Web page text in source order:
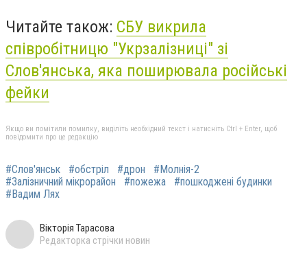
Читайте також: СБУ викрила
співробітницю "Укрзалізниці" зі
Слов'янська, яка поширювала російські
фейки
Якщо ви помітили помилку, виділіть необхідний текст і натисніть Ctrl + Enter, щоб
повідомити про це редакцію
#Слов'янськ #обстріл #дрон
#Молнія-2
#Залізничний мікрорайон
#пожежа
#пошкоджені будинки
#Вадим Лях
Вікторія Тарасова
Редакторка стрічки новин